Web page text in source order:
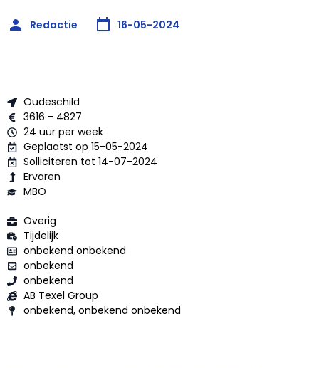
Redactie 16-05-2024
Oudeschild
3616 - 4827
24 uur per week
Geplaatst op 15-05-2024
Solliciteren tot 14-07-2024
Ervaren
MBO
Overig
Tijdelijk
onbekend onbekend
onbekend
onbekend
AB Texel Group
onbekend, onbekend onbekend